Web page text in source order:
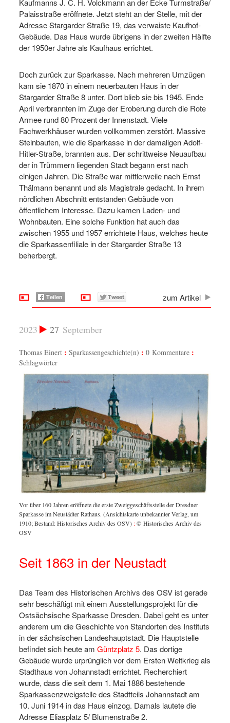
Kaufmanns J. C. H. Volckmann an der Ecke Turmstraße/
Palaisstraße eröffnete. Jetzt steht an der Stelle, mit der
Adresse Stargarder Straße 19, das verwaiste Kaufhof-
Gebäude. Das Haus wurde übrigens in der zweiten Hälfte
der 1950er Jahre als Kaufhaus errichtet.
Doch zurück zur Sparkasse. Nach mehreren Umzügen
kam sie 1870 in einem neuerbauten Haus in der
Stargarder Straße 8 unter. Dort blieb sie bis 1945. Ende
April verbrannten im Zuge der Eroberung durch die Rote
Armee rund 80 Prozent der Innenstadt. Viele
Fachwerkhäuser wurden vollkommen zerstört. Massive
Steinbauten, wie die Sparkasse in der damaligen Adolf-
Hitler-Straße, brannten aus. Der schrittweise Neuaufbau
der in Trümmern liegenden Stadt begann erst nach
einigen Jahren. Die Straße war mittlerweile nach Ernst
Thälmann benannt und als Magistrale gedacht. In ihrem
nördlichen Abschnitt entstanden Gebäude von
öffentlichem Interesse. Dazu kamen Laden- und
Wohnbauten. Eine solche Funktion hat auch das
zwischen 1955 und 1957 errichtete Haus, welches heute
die Sparkassenfiliale in der Stargarder Straße 13
beherbergt.
zum Artikel
27 September
2023
Thomas Einert Sparkassengeschichte(n)
0 Kommentare
Schlagwörter
Vor über 160 Jahren eröffnete die erste Zweiggeschäftsstelle der Dresdner
Sparkasse im Neustädter Rathaus. (Ansichtskarte unbekannter Verlag, um
1910; Bestand: Historisches Archiv des OSV) :© Historisches Archiv des
OSV
Seit 1863 in der Neustadt
Das Team des Historischen Archivs des OSV ist gerade
sehr beschäftigt mit einem Ausstellungsprojekt für die
Ostsächsische Sparkasse Dresden. Dabei geht es unter
anderem um die Geschichte von Standorten des Instituts
in der sächsischen Landeshauptstadt. Die Hauptstelle
befindet sich heute am Güntzplatz 5. Das dortige
Gebäude wurde urprünglich vor dem Ersten Weltkrieg als
Stadthaus von Johannstadt errichtet. Recherchiert
wurde, dass die seit dem 1. Mai 1886 bestehende
Sparkassenzweigstelle des Stadtteils Johannstadt am
10. Juni 1914 in das Haus einzog. Damals lautete die
Adresse Eliasplatz 5/ Blumenstraße 2.